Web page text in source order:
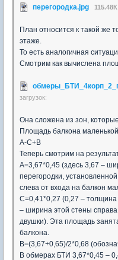
перегородка.jpg 115.48К
План относится к такой же
этаже.
То есть аналогичная
Смотрим как вычислена
загрузок:
Она сложена из зон,
Площадь балкона
А-С+В
Теперь смотрим на
А=3,67*0,45 (здесь 3,67 –
перегородки,
слева от входа на балкон
С=0,41*0,27 (0,27 –
– ширина этой стены
двушки). Эта площадь
балкона.
В=(3,67+0,65)/2*0,68
В обмерах БТИ 3,67*0,45 –